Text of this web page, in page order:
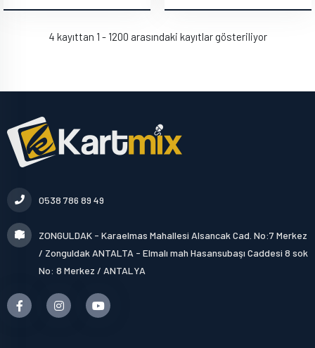
4 kayıttan 1 - 1200 arasındaki kayıtlar gösteriliyor
0538 786 89 49
ZONGULDAK - Karaelmas Mahallesi Alsancak Cad. No:7 Merkez
/ Zonguldak ANTALTA - Elmalı mah Hasansubaşı Caddesi 8 sok
No: 8 Merkez / ANTALYA